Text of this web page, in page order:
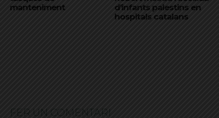
manteniment
d’infants palestins en
hospitals catalans
FER UN COMENTARI